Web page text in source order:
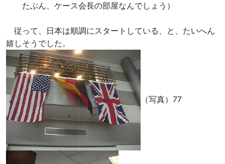
たぶん、ケース会長の部屋なんでしょう）
従って、日本は順調にスタートしている、と、たいへん
嬉しそうでした。
（写真）77